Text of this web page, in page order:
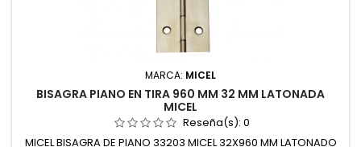
MARCA: MICEL
BISAGRA PIANO EN TIRA 960 MM 32 MM LATONADA
MICEL
Reseña(s): 0
MICEL BISAGRA DE PIANO 33203 MICEL 32X960 MM LATONADO